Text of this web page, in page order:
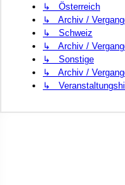
↳ Österreich
↳ Archiv /
↳ Schweiz
↳ Archiv /
↳ Sonstige
↳ Archiv /
↳